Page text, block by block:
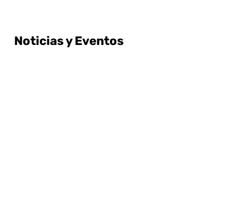
Noticias y Eventos